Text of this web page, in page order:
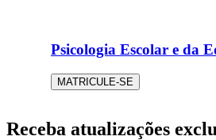
Psicologia Escolar e da
MATRICULE-SE
Receba atualizações